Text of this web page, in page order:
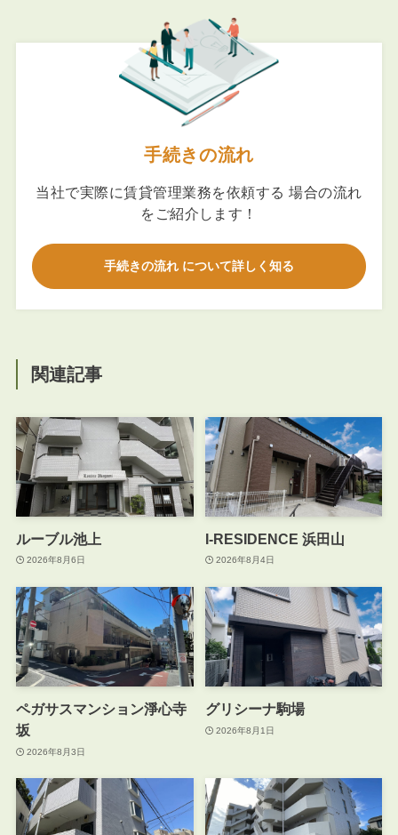
手続きの流れ
当社で実際に賃貸管理業務を依頼する 場合の流れ
をご紹介します！
手続きの流れ について詳しく知る
関連記事
ルーブル池上
2026年8月6日
I-RESIDENCE 浜田山
2026年8月4日
ペガサスマンション淨心寺
坂
2026年8月3日
グリシーナ駒場
2026年8月1日